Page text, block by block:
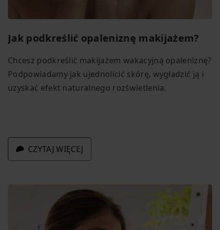
Jak podkreślić opaleniznę makijażem?
Chcesz podkreślić makijażem wakacyjną opaleniznę?
Podpowiadamy jak ujednolicić skórę, wygładzić ją i
uzyskać efekt naturalnego rozświetlenia.
CZYTAJ WIĘCEJ